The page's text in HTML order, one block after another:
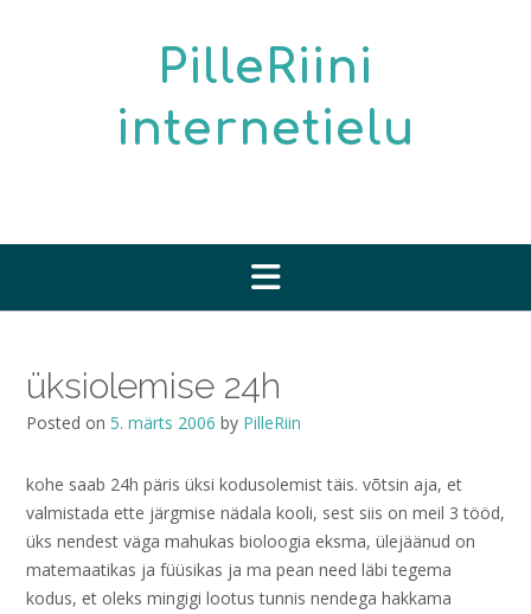
PilleRiini
internetielu
üksiolemise 24h
Posted on 5. märts 2006 by PilleRiin
kohe saab 24h päris üksi kodusolemist täis. võtsin aja, et
valmistada ette järgmise nädala kooli, sest siis on meil 3 tööd,
üks nendest väga mahukas bioloogia eksma, ülejäänud on
matemaatikas ja füüsikas ja ma pean need läbi tegema
kodus, et oleks mingigi lootus tunnis nendega hakkama